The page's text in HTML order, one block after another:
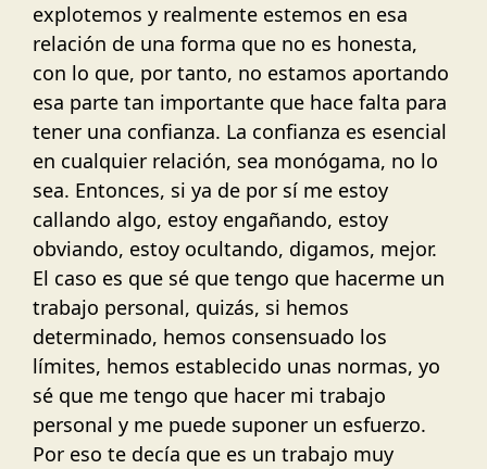
explotemos y realmente estemos en esa
relación de una forma que no es honesta,
con lo que, por tanto, no estamos aportando
esa parte tan importante que hace falta para
tener una confianza. La confianza es esencial
en cualquier relación, sea monógama, no lo
sea. Entonces, si ya de por sí me estoy
callando algo, estoy engañando, estoy
obviando, estoy ocultando, digamos, mejor.
El caso es que sé que tengo que hacerme un
trabajo personal, quizás, si hemos
determinado, hemos consensuado los
límites, hemos establecido unas normas, yo
sé que me tengo que hacer mi trabajo
personal y me puede suponer un esfuerzo.
Por eso te decía que es un trabajo muy